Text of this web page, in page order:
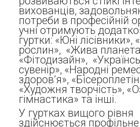
вихованців,
потреби в професійній
учні отримують
гуртки: «Юні лісівники»,
рослин», «Жива
«Фітодизайн»,
сувенір», «Народні
здоров’я»,
«Художня творчість»,
гімнастика» та інші.
У гуртках вищого рівня
здійснюється